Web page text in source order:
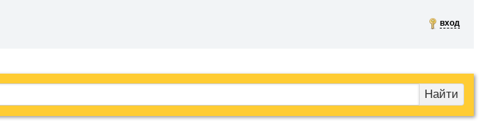
вход
Найти